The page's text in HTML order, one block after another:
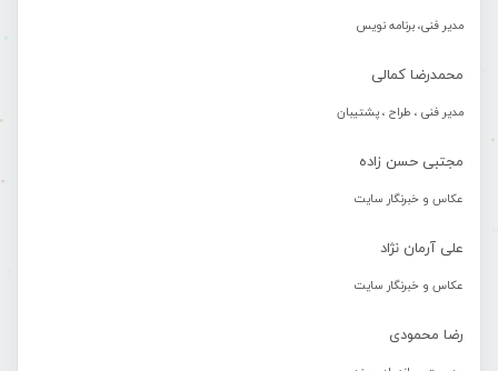
مدیر فنی، برنامه نویس
محمدرضا کمالی
مدیر فنی ، طراح ، پشتیبان
مجتبی حسن زاده
عکاس و خبرنگار سایت
علی آرمان نژاد
عکاس و خبرنگار سایت
رضا محمودی